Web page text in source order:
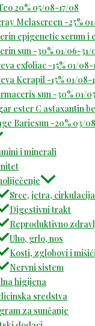
20% 05/08-17/08
Melascreen -25%
epigenetic serum
sun -30% 01/06-31/
exfoliac -15% 01/08-
Kerapil -15% 01/08-
sun -30% 01/
ester C astaxantin
Bariesun -20% 03/
i minerali
Srce, jetra, cirkulacija
Digestivni trakt
Reproduktivno
Uho, grlo, nos
Kosti, zglobovi i
Nervni sistem
higijena
sredstva
za sunčanje